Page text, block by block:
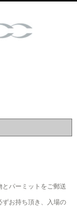
パーミットをご郵送
ずお持ち頂き、入場の